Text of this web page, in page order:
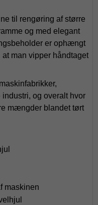
til rengøring af større
og med elegant
er ophængt
man vipper håndtaget
og overalt hvor
mængder blandet tørt
maskinen